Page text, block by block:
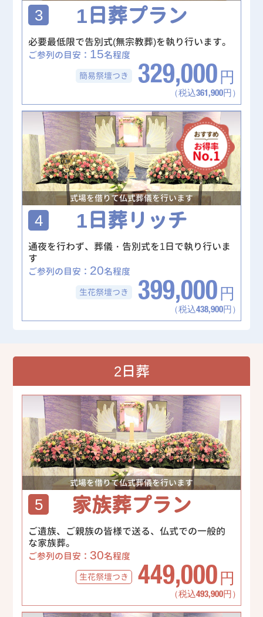
3 1日葬プラン
必要最低限で告別式(無宗教葬)を執り行います。
ご参列の目安： 15名程度
簡易祭壇つき 329,000 円
（税込361,900円）
式場を借りて仏式葬儀を行います
4 1日葬リッチ
通夜を行わず、葬儀・告別式を1日で執り行いま
す
ご参列の目安： 20名程度
生花祭壇つき 399,000 円
（税込438,900円）
2日葬
式場を借りて仏式葬儀を行います
5 家族葬プラン
ご遺族、ご親族の皆様で送る、仏式での一般的
な家族葬。
ご参列の目安： 30名程度
生花祭壇つき 449,000 円
（税込493,900円）